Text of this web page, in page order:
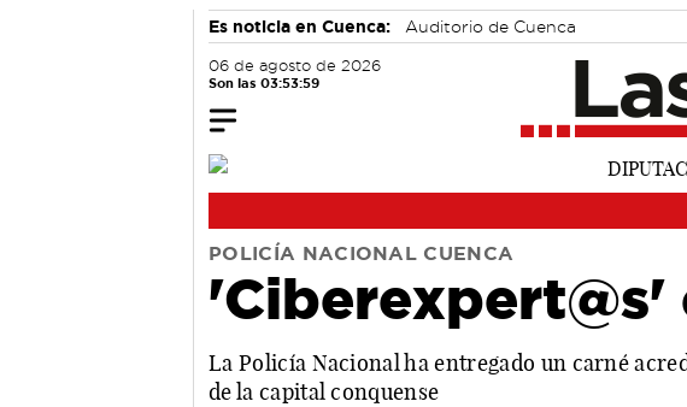
Es noticia en Cuenca: Auditorio de Cuenca
06 de agosto de 2026
Son las 03:53:59
POLICÍA NACIONAL CUENCA
'Ciberexpert@s'
La Policía Nacional ha entregado un carné
de la capital conquense